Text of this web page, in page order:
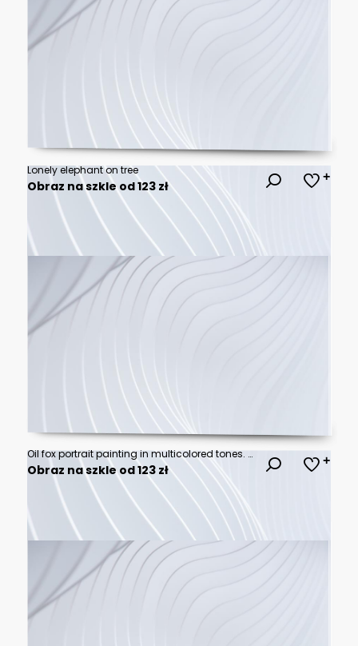
Lonely elephant on tree
Obraz na szkle od 123 zł
Oil fox portrait painting in multicolored tones. Conceptual abstract painting of a fennec muzzle. Closeup of a painting by oil and palette knife on canvas.
Obraz na szkle od 123 zł